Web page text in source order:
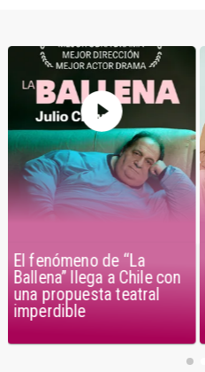
El fenómeno de “La
Ballena” llega a Chile con
una propuesta teatral
imperdible